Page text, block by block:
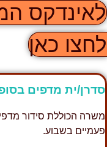
לאינדקס
לחצו כאן
סדרן/ית מדפים
משרה הכוללת סידור
פעמיים בשבוע.